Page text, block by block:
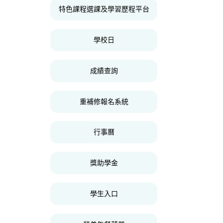
特色課程選課及學習歷程平台
學校日
成績查詢
重補修報名系統
行事曆
獎助學金
學生入口